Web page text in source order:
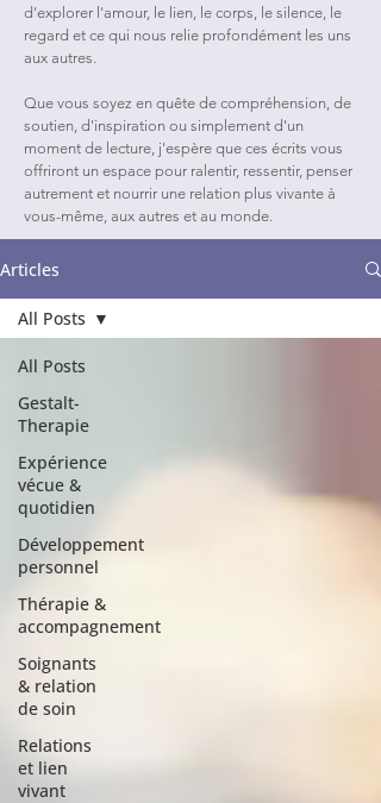
d'explorer l'amour, le lien, le corps, le silence, le
regard et ce qui nous relie profondément les uns
aux autres.
Que vous soyez en quête de compréhension, de
soutien, d'inspiration ou simplement d'un
moment de lecture, j'espère que ces écrits vous
offriront un espace pour ralentir, ressentir, penser
autrement et nourrir une relation plus vivante à
vous-même, aux autres et au monde.
Articles
All Posts
Gestalt-
Therapie
Expérience
vécue &
quotidien
Développement
personnel
Thérapie &
accompagnement
Soignants
& relation
de soin
Relations
et lien
vivant
All Posts